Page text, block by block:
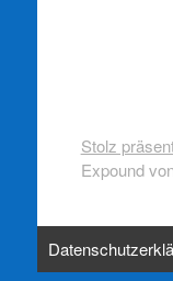
Stolz
Expound